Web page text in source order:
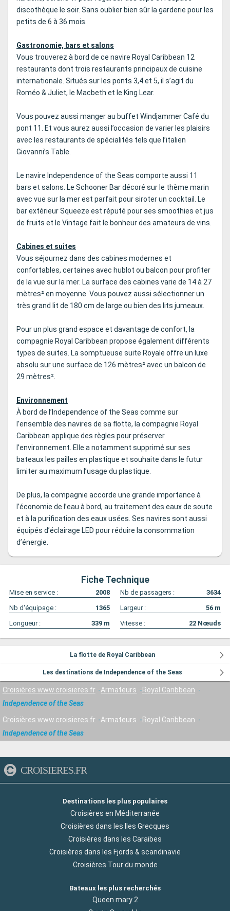
discothèque le soir. Sans oublier bien sûr la garderie pour les
petits de 6 à 36 mois.
Gastronomie, bars et salons
Vous trouverez à bord de ce navire Royal Caribbean 12
restaurants dont trois restaurants principaux de cuisine
internationale. Situés sur les ponts 3,4 et 5, il s’agit du
Roméo & Juliet, le Macbeth et le King Lear.
Vous pouvez aussi manger au buffet Windjammer Café du
pont 11. Et vous aurez aussi l’occasion de varier les plaisirs
avec les restaurants de spécialités tels que l’italien
Giovanni’s Table.
Le navire Independence of the Seas comporte aussi 11
bars et salons. Le Schooner Bar décoré sur le thème marin
avec vue sur la mer est parfait pour siroter un cocktail. Le
bar extérieur Squeeze est réputé pour ses smoothies et jus
de fruits et le Vintage fait le bonheur des amateurs de vins.
Cabines et suites
Vous séjournez dans des cabines modernes et
confortables, certaines avec hublot ou balcon pour profiter
de la vue sur la mer. La surface des cabines varie de 14 à 27
mètres² en moyenne. Vous pouvez aussi sélectionner un
très grand lit de 180 cm de large ou bien des lits jumeaux.
Pour un plus grand espace et davantage de confort, la
compagnie Royal Caribbean propose également différents
types de suites. La somptueuse suite Royale offre un luxe
absolu sur une surface de 126 mètres² avec un balcon de
29 mètres².
Environnement
À bord de l’Independence of the Seas comme sur
l’ensemble des navires de sa flotte, la compagnie Royal
Caribbean applique des règles pour préserver
l’environnement. Elle a notamment supprimé sur ses
bateaux les pailles en plastique et souhaite dans le futur
limiter au maximum l’usage du plastique.
De plus, la compagnie accorde une grande importance à
l’économie de l’eau à bord, au traitement des eaux de soute
et à la purification des eaux usées. Ses navires sont aussi
équipés d’éclairage LED pour réduire la consommation
d’énergie.
Fiche Technique
Mise en service : 2008 Nb de passagers :
3634
Nb d'équipage :
1365 Largeur : 56 m
Longueur :
339 m Vitesse : 22 Nœuds
La flotte de Royal Caribbean
Les destinations de Independence of the Seas
Croisières www.croisieres.fr Armateurs
Royal Caribbean
Independence of the Seas
Croisières www.croisieres.fr Armateurs
Royal Caribbean
Independence of the Seas
CROISIERES.FR
Destinations les plus populaires
Croisières en Méditerranée
Croisières dans les Iles Grecques
Croisières dans les Caraibes
Croisières dans les Fjords & scandinavie
Croisières Tour du monde
Bateaux les plus recherchés
Queen mary 2